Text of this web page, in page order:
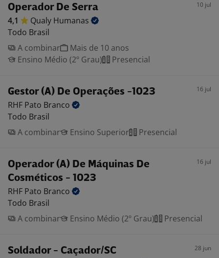
Operador De Serra 10 jul
4,1 Qualy Humanas
Todo Brasil
A combinar
Mais de 10 anos
Ensino Médio (2º Grau)
Presencial
Gestor (A) De Operações -1023 16 jul
RHF Pato Branco
Todo Brasil
A combinar
Ensino Superior Presencial
Operador (A) De Máquinas De
Cosméticos - 1023
16 jul
RHF Pato Branco
Todo Brasil
A combinar
Ensino Médio (2º Grau) Presencial
Soldador - Caçador/SC 28 jun